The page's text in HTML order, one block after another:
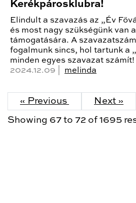
Kerékpárosklubra!
Elindult a szavazás az „Év
és most nagy szükségünk van
támogatására. A
fogalmunk sincs, hol tartunk a
minden egyes szavazat számít!
2024.12.09 | melinda
« Previous Next »
Showing 67 to 72 of 1695